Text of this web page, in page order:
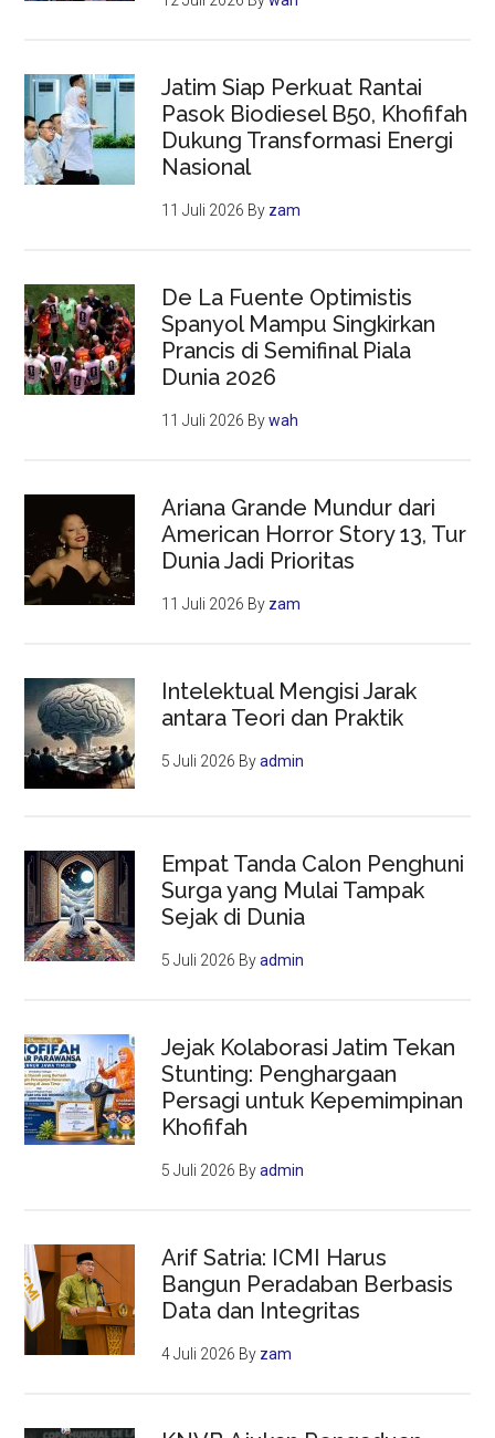
Jatim Siap Perkuat Rantai
Pasok Biodiesel B50, Khofifah
Dukung Transformasi Energi
Nasional
11 Juli 2026 By zam
De La Fuente Optimistis
Spanyol Mampu Singkirkan
Prancis di Semifinal Piala
Dunia 2026
11 Juli 2026 Bywah
Ariana Grande Mundur dari
American Horror Story 13, Tur
Dunia Jadi Prioritas
11 Juli 2026 By zam
Intelektual Mengisi Jarak
antara Teori dan Praktik
5 Juli 2026 Byadmin
Empat Tanda Calon Penghuni
Surga yang Mulai Tampak
Sejak di Dunia
5 Juli 2026 Byadmin
Jejak Kolaborasi Jatim Tekan
Stunting: Penghargaan
Persagi untuk Kepemimpinan
Khofifah
5 Juli 2026 Byadmin
Arif Satria: ICMI Harus
Bangun Peradaban Berbasis
Data dan Integritas
4 Juli 2026 By zam